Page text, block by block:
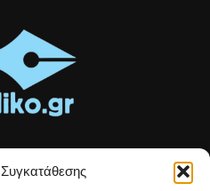
Συγκατάθεσης